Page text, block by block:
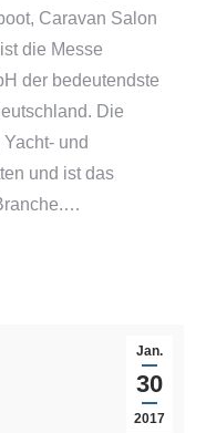
Caravan Salon
die Messe
der bedeutendste
Die
und
und ist das
Jan.
30
2017